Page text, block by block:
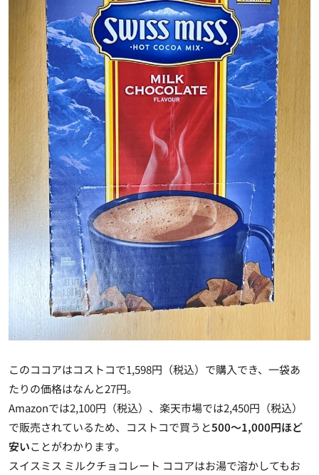
このココアはコストコで1,598円（税込）で購入でき、一袋あ
たりの価格はなんと27円。
Amazonでは2,100円（税込）、楽天市場では2,450円（税込）
で販売されているため、コストコで買うと500～1,000円ほど
安いことがわかります。
スイスミス ミルクチョコレート ココアはお湯で溶かしてもお